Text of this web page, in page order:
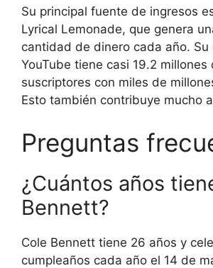
Su principal fuente de ingresos
Lyrical Lemonade, que genera
cantidad de dinero cada año. Su
YouTube tiene casi 19.2 millones
suscriptores con miles de
Esto también contribuye mucho
Preguntas
¿Cuántos años
Bennett?
Cole Bennett tiene 26 años y
cumpleaños cada año el 14 de